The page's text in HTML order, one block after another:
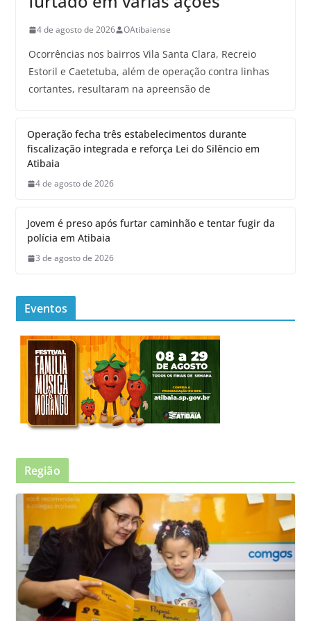
4 de agosto de 2026 OAtibaiense
Ocorrências nos bairros Vila Santa Clara, Recreio
Estoril e Caetetuba, além de operação contra linhas
cortantes, resultaram na apreensão de
Operação fecha três estabelecimentos durante
fiscalização integrada e reforça Lei do Silêncio em
Atibaia
4 de agosto de 2026
Jovem é preso após furtar caminhão e tentar fugir da
polícia em Atibaia
3 de agosto de 2026
Eventos
Região